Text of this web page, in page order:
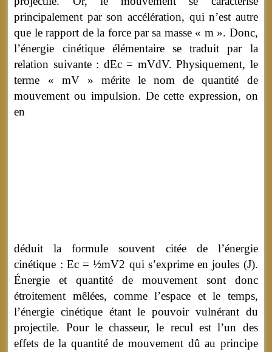
principalement par son accélération, qui n’est autre
que le rapport de la force par sa masse « m ». Donc,
l’énergie cinétique élémentaire se traduit par la
relation suivante : dEc = mVdV. Physiquement, le
terme « mV » mérite le nom de quantité de
mouvement ou impulsion. De cette expression, on
en
déduit la formule souvent citée de l’énergie
cinétique : Ec = ½mV2 qui s’exprime en joules (J).
Énergie et quantité de mouvement sont donc
étroitement mêlées, comme l’espace et le temps,
l’énergie cinétique étant le pouvoir vulnérant du
projectile. Pour le chasseur, le recul est l’un des
effets de la quantité de mouvement dû au principe